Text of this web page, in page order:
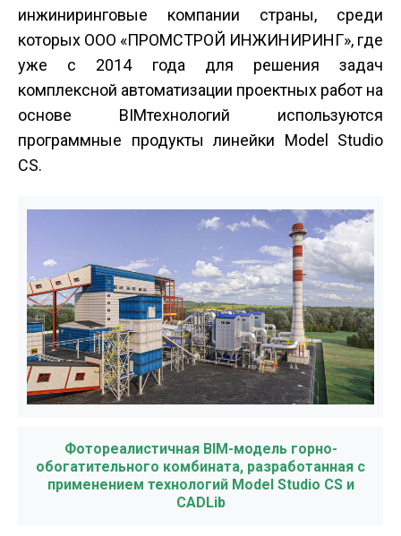
инжиниринговые компании страны, среди
которых ООО «ПРОМСТРОЙ ИНЖИНИРИНГ», где
уже с 2014 года для решения задач
комплексной автоматизации проектных работ на
основе BIM­технологий используются
программные продукты линейки Model Studio
CS.
Фотореалистичная BIM-модель горно-
обогатительного комбината, разработанная с
применением технологий Model Studio CS и
CADLib